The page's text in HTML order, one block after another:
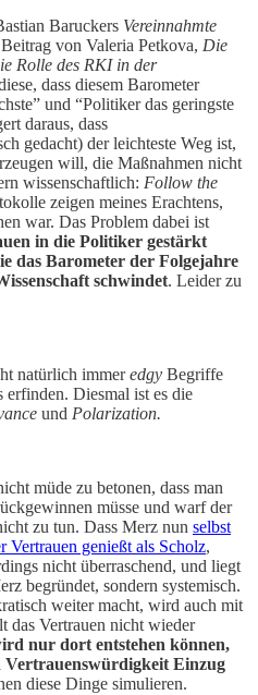
Baruckers Vereinnahmte
von Valeria Petkova, Die
Rolle des RKI in der
dass diesem Barometer
und “Politiker das geringste
daraus, dass
gedacht) der leichteste Weg ist,
will, die Maßnahmen nicht
wissenschaftlich: Follow the
zeigen meines Erachtens,
war. Das Problem dabei ist
in die Politiker gestärkt
das Barometer der Folgejahre
schwindet. Leider zu
natürlich immeredgy Begriffe
erfinden. Diesmal ist es die
und Polarization.
müde zu betonen, dass man
müsse und warf der
zu tun. Dass Merz nun selbst
Vertrauen genießt als Scholz,
nicht überraschend, und liegt
begründet, sondern systemisch.
weiter macht, wird auch mit
das Vertrauen nicht wieder
nur dort entstehen können,
Einzug
diese Dinge simulieren.